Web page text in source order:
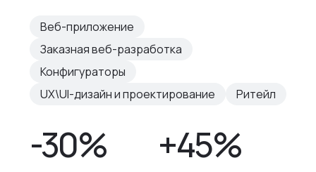
Веб-приложение
Заказная веб-разработка
Конфигураторы
UX\UI-дизайн и проектирование
Ритейл
-30% +45%